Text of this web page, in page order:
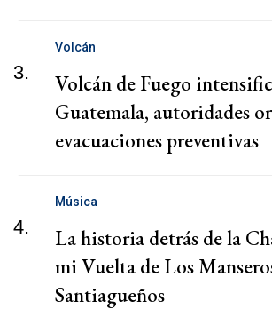
3.
Volcán
Volcán de Fuego
Guatemala, autoridades
evacuaciones preventivas
4.
Música
La historia detrás de la
mi Vuelta de Los
Santiagueños